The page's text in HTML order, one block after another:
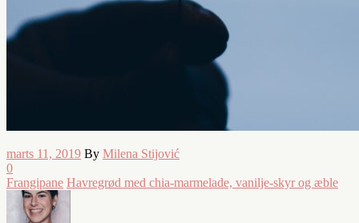
marts 11, 2019 By Milena Stijović
0
Frangipane Havregrød med chia-marmelade, vanilje-skyr og æble